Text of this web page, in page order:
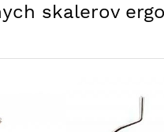
skalerov